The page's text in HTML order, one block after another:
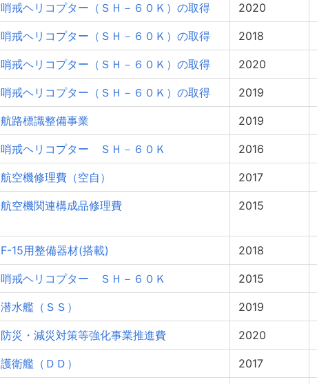
哨戒ヘリコプター（ＳＨ－６０Ｋ）の取得 2020
哨戒ヘリコプター（ＳＨ－６０Ｋ）の取得 2018
哨戒ヘリコプター（ＳＨ－６０Ｋ）の取得 2020
哨戒ヘリコプター（ＳＨ－６０Ｋ）の取得 2019
航路標識整備事業 2019
哨戒ヘリコプター ＳＨ－６０Ｋ 2016
航空機修理費（空自） 2017
航空機関連構成品修理費 2015
F-15用整備器材(搭載) 2018
哨戒ヘリコプター ＳＨ－６０Ｋ 2015
潜水艦（ＳＳ） 2019
防災・減災対策等強化事業推進費 2020
護衛艦（ＤＤ） 2017